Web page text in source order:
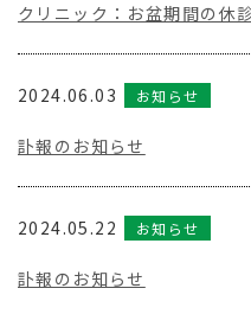
クリニック：お盆期間の休
2024.06.03 お知らせ
訃報のお知らせ
2024.05.22 お知らせ
訃報のお知らせ